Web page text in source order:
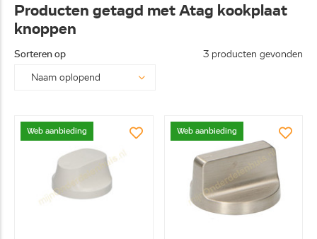
Producten getagd met Atag kookplaat
knoppen
Sorteren op 3 producten gevonden
Web aanbieding Web aanbieding